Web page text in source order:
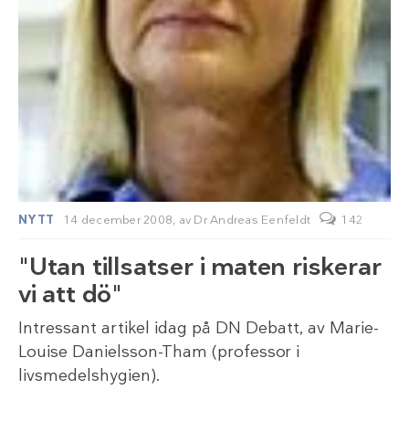
NYTT 14 december 2008, av Dr Andreas Eenfeldt 142
"Utan tillsatser i maten riskerar
vi att dö"
Intressant artikel idag på DN Debatt, av Marie-
Louise Danielsson-Tham (professor i
livsmedelshygien).